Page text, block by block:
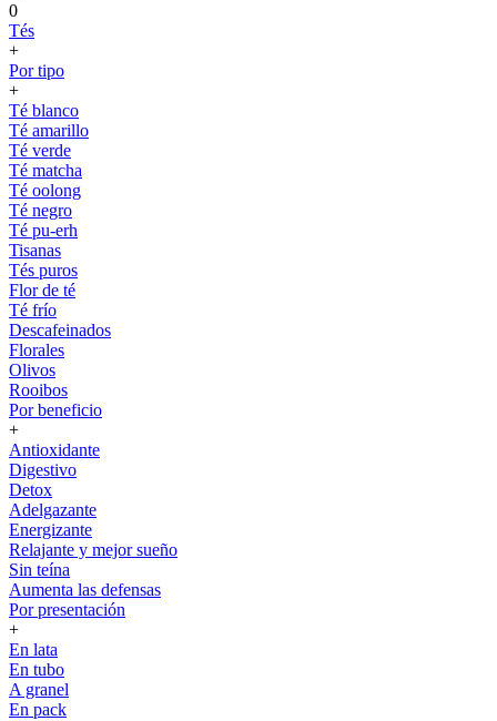
0
Tés
+
Por tipo
+
Té blanco
Té amarillo
Té verde
Té matcha
Té oolong
Té negro
Té pu-erh
Tisanas
Tés puros
Flor de té
Té frío
Descafeinados
Florales
Olivos
Rooibos
Por beneficio
+
Antioxidante
Digestivo
Detox
Adelgazante
Energizante
Relajante y mejor sueño
Sin teína
Aumenta las defensas
Por presentación
+
En lata
En tubo
A granel
En pack